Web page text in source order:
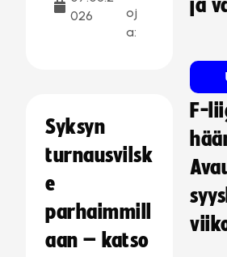
026
oj
a:
Syksyn
turnausvilsk
e
parhaimmill
aan – katso
ja
F-